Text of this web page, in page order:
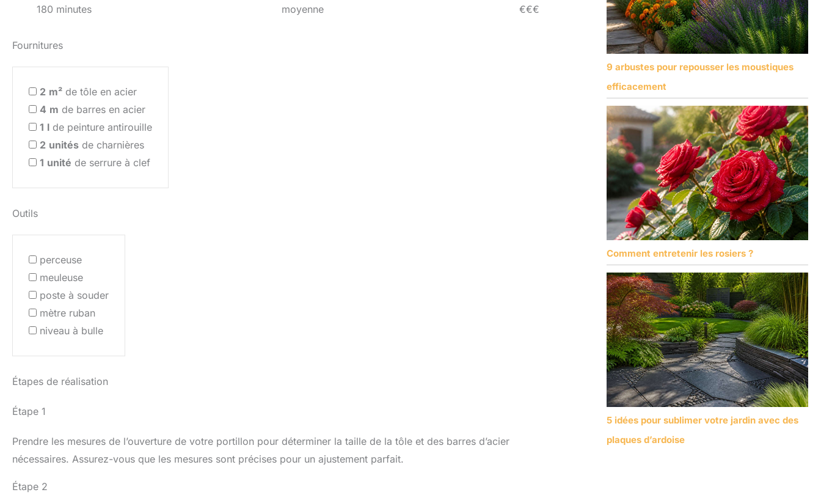
180 minutes moyenne €€€
Fournitures
2 m² de tôle en acier
4 m de barres en acier
1 l de peinture antirouille
2 unités de charnières
1 unité de serrure à clef
Outils
perceuse
meuleuse
poste à souder
mètre ruban
niveau à bulle
Étapes de réalisation
Étape 1
Prendre les mesures de l’ouverture de votre portillon pour déterminer la taille de la tôle et des barres d’acier
nécessaires. Assurez-vous que les mesures sont précises pour un ajustement parfait.
Étape 2
9 arbustes pour repousser les moustiques
efficacement
Comment entretenir les rosiers ?
5 idées pour sublimer votre jardin avec des
plaques d’ardoise